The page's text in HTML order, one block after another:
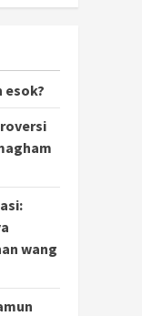
esok?
wang